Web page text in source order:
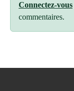
Connectez-vous
commentaires.